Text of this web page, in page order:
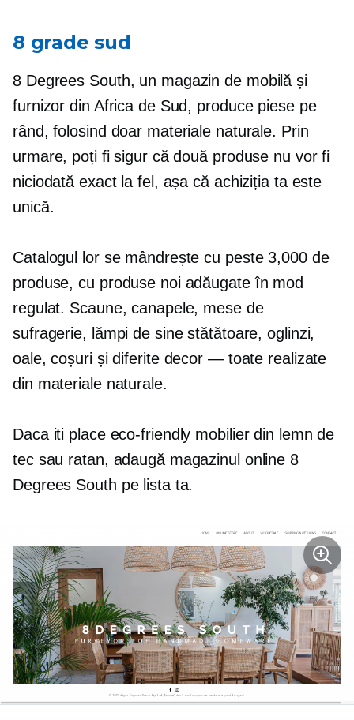
8 grade sud
8 Degrees South, un magazin de mobilă și
furnizor din Africa de Sud, produce piese pe
rând, folosind doar materiale naturale. Prin
urmare, poți fi sigur că două produse nu vor fi
niciodată exact la fel, așa că achiziția ta este
unică.
Catalogul lor se mândrește cu peste 3,000 de
produse, cu produse noi adăugate în mod
regulat. Scaune, canapele, mese de
sufragerie, lămpi de sine stătătoare, oglinzi,
oale, coșuri și diferite decor — toate realizate
din materiale naturale.
Daca iti place eco-friendly mobilier din lemn de
tec sau ratan, adaugă magazinul online 8
Degrees South pe lista ta.